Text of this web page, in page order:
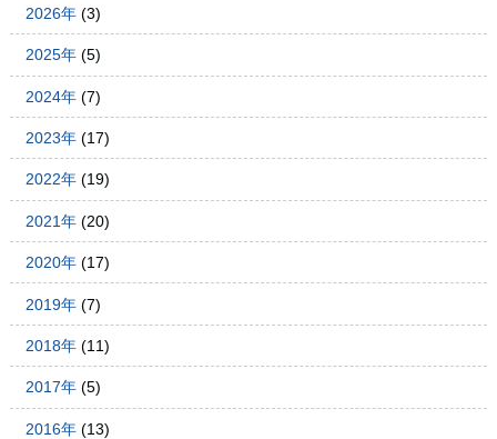
2026年(3)
2025年(5)
2024年(7)
2023年(17)
2022年(19)
2021年(20)
2020年(17)
2019年(7)
2018年(11)
2017年(5)
2016年(13)